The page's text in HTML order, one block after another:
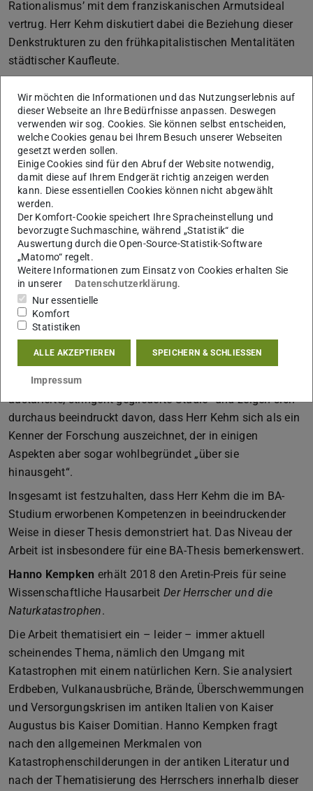
Rationalismus’ mit dem franziskanischen Armutsideal
vertrug. Herr Kehm diskutiert dabei die Beziehung dieser
Denkstrukturen zu den frühkapitalistischen Mentalitäten
städtischer Kaufleute.
sehr gründlich der internationale Forschungsstand
aufgearbeitet wird: Das Literaturverzeichnis umfasst 45
Titel.Zum Zweiten besticht die Arbeit dadurch, dass in ihr
ausgesprochen kreativ und gleichzeitig stark auf den
Untersuchungsgegenstand bezogen eine eigenständige
Methodik erarbeitet und angewendet wird. Herr Kehm
greift die methodischen Diskussionen um die
Mentalitätsgeschichte auf, entscheidet sich aber nicht
zuletzt aufgrund des Vetorechts der Quellen für eine
Modifizierung und Differenzierung des Ansatzes. Das
führt ihn dazu, durchgehend von Mentalitäten im Plural
zu sprechen. Als dritter zentraler Punkt ist die
eigenständige und ausgesprochen souveräne
Quellenarbeit zu loben, die auf dieser methodischen Basis
stattfindet.
Die Gutachten loben die BA-Thesis als eine „kluge, gut
austarierte, stringent gegliederte Studie“ und zeigen sich
durchaus beeindruckt davon, dass Herr Kehm sich als ein
Kenner der Forschung auszeichnet, der in einigen
Aspekten aber sogar wohlbegründet „über sie
hinausgeht“.
Insgesamt ist festzuhalten, dass Herr Kehm die im BA-
Studium erworbenen Kompetenzen in beeindruckender
Weise in dieser Thesis demonstriert hat. Das Niveau der
Arbeit ist insbesondere für eine BA-Thesis bemerkenswert.
Hanno Kempken erhält 2018 den Aretin-Preis für seine
Wissenschaftliche HausarbeitDer Herrscher und die
Naturkatastrophen.
Die Arbeit thematisiert ein – leider – immer aktuell
scheinendes Thema, nämlich den Umgang mit
Katastrophen mit einem natürlichen Kern. Sie analysiert
Erdbeben, Vulkanausbrüche, Brände, Überschwemmungen
und Versorgungskrisen im antiken Italien von Kaiser
Augustus bis Kaiser Domitian. Hanno Kempken fragt
nach den allgemeinen Merkmalen von
Katastrophenschilderungen in der antiken Literatur und
nach der Thematisierung des Herrschers innerhalb dieser
Wir möchten die Informationen und das Nutzungserlebnis auf
dieser Webseite an Ihre Bedürfnisse anpassen. Deswegen
verwenden wir sog. Cookies. Sie können selbst entscheiden,
welche Cookies genau bei Ihrem Besuch unserer Webseiten
gesetzt werden sollen.
Einige Cookies sind für den Abruf der Website notwendig,
damit diese auf Ihrem Endgerät richtig anzeigen werden
kann. Diese essentiellen Cookies können nicht abgewählt
werden.
Der Komfort-Cookie speichert Ihre Spracheinstellung und
bevorzugte Suchmaschine, während „Statistik“ die
Auswertung durch die Open-Source-Statistik-Software
„Matomo“ regelt.
Weitere Informationen zum Einsatz von Cookies erhalten Sie
in unserer
Datenschutzerklärung.
Nur essentielle
Komfort
Statistiken
ALLE AKZEPTIEREN SPEICHERN & SCHLIESSEN
Impressum